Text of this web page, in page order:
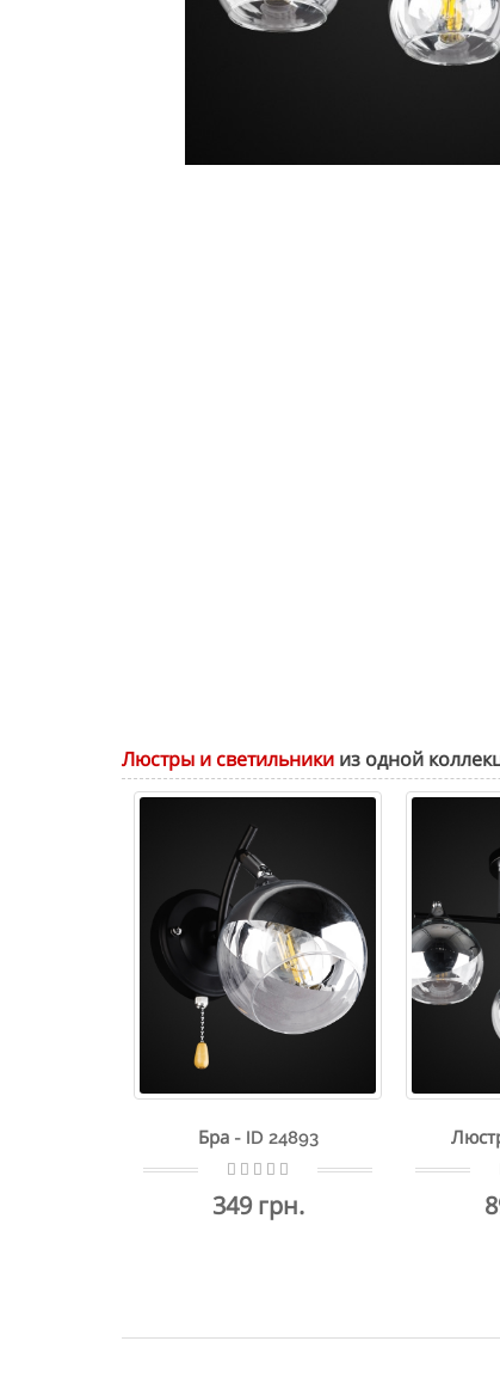
Люстры и светильники из одной
Бра - ID 24893
349 грн.